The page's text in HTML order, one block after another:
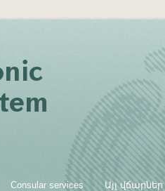
Consular services Այլ վճարներ